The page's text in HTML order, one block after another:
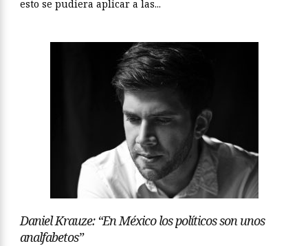
esto se pudiera aplicar a las...
Daniel Krauze: “En México los políticos son unos
analfabetos”